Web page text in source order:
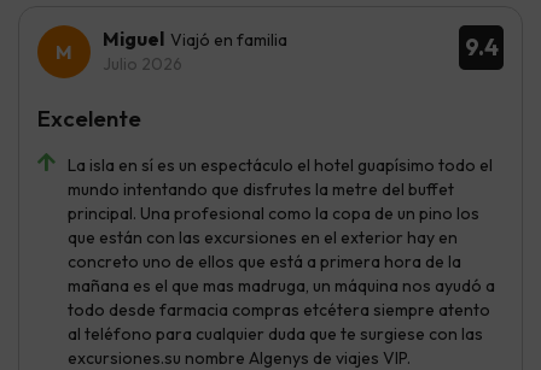
9.4
Miguel Viajó en familia
Julio 2026
La isla en sí es un espectáculo el hotel guapísimo todo el
mundo intentando que disfrutes la metre del buffet
principal. Una profesional como la copa de un pino los
que están con las excursiones en el exterior hay en
concreto uno de ellos que está a primera hora de la
mañana es el que mas madruga, un máquina nos ayudó a
todo desde farmacia compras etcétera siempre atento
al teléfono para cualquier duda que te surgiese con las
excursiones.su nombre Algenys de viajes VIP.
Excelente